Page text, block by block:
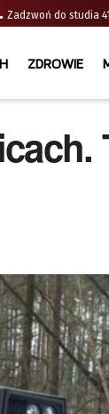
Zadzwoń do
ZDROWIE